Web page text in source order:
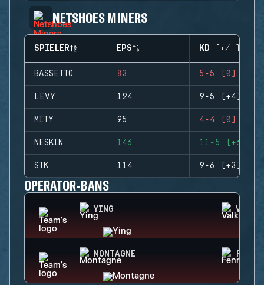
NETSHOES MINERS
SPIELER EPS KD (+/-)
BASSETTO 83 5-5 (0)
LEVY 124 9-5 (+4)
MITY 95 4-4 (0)
NESKIN 146 11-5 (+6)
STK 114 9-6 (+3)
OPERATOR-BANS
YING
MONTAGNE